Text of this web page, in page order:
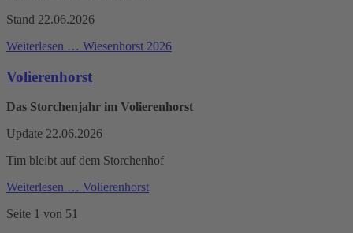
Stand 22.06.2026
Weiterlesen … Wiesenhorst 2026
Volierenhorst
Das Storchenjahr im Volierenhorst
Update 22.06.2026
Tim bleibt auf dem Storchenhof
Weiterlesen … Volierenhorst
Seite 1 von 51